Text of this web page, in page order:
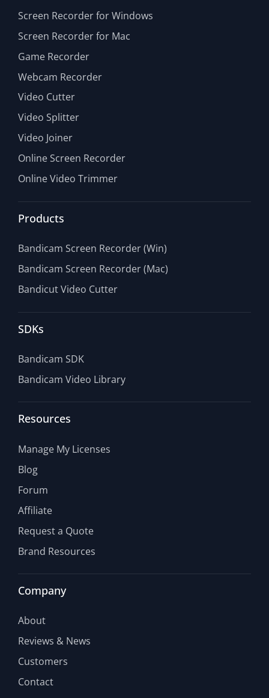
Screen Recorder for Windows
Screen Recorder for Mac
Game Recorder
Webcam Recorder
Video Cutter
Video Splitter
Video Joiner
Online Screen Recorder
Online Video Trimmer
Products
Bandicam Screen Recorder (Win)
Bandicam Screen Recorder (Mac)
Bandicut Video Cutter
SDKs
Bandicam SDK
Bandicam Video Library
Resources
Manage My Licenses
Blog
Forum
Affiliate
Request a Quote
Brand Resources
Company
About
Reviews & News
Customers
Contact